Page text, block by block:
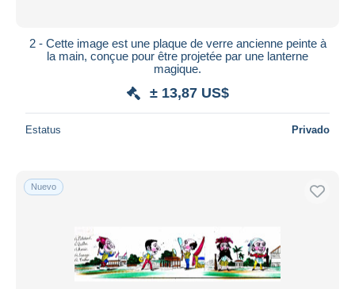
2 - Cette image est une plaque de verre ancienne peinte à
la main, conçue pour être projetée par une lanterne
magique.
± 13,87 US$
Estatus Privado
Nuevo